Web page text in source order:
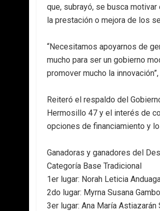
que, subrayó, se busca
la prestación o mejora de los
“Necesitamos apoyarnos de
mucho para ser un gobierno
promover mucho la
Reiteró el respaldo del
Hermosillo 47 y el interés de
opciones de financiamiento y
Ganadoras y ganadores del
Categoría Base Tradicional
1er lugar: Norah Leticia
2do lugar: Myrna Susana
3er lugar: Ana María Astiazarán